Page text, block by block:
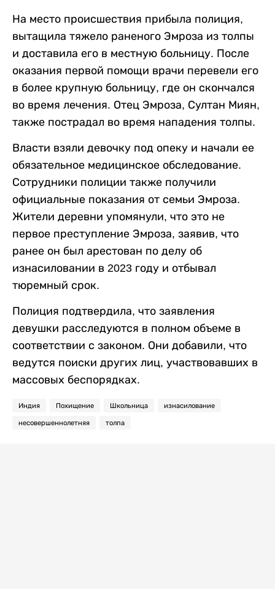
На место происшествия прибыла полиция,
вытащила тяжело раненого Эмроза из толпы
и доставила его в местную больницу. После
оказания первой помощи врачи перевели его
в более крупную больницу, где он скончался
во время лечения. Отец Эмроза, Султан Миян,
также пострадал во время нападения толпы.
Власти взяли девочку под опеку и начали ее
обязательное медицинское обследование.
Сотрудники полиции также получили
официальные показания от семьи Эмроза.
Жители деревни упомянули, что это не
первое преступление Эмроза, заявив, что
ранее он был арестован по делу об
изнасиловании в 2023 году и отбывал
тюремный срок.
Полиция подтвердила, что заявления
девушки расследуются в полном объеме в
соответствии с законом. Они добавили, что
ведутся поиски других лиц, участвовавших в
массовых беспорядках.
Индия Похищение Школьница изнасилование
несовершеннолетняя толпа